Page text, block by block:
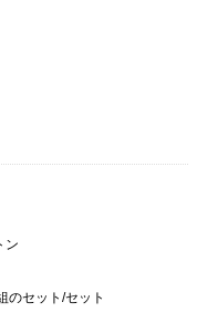
ン
のセット/セット